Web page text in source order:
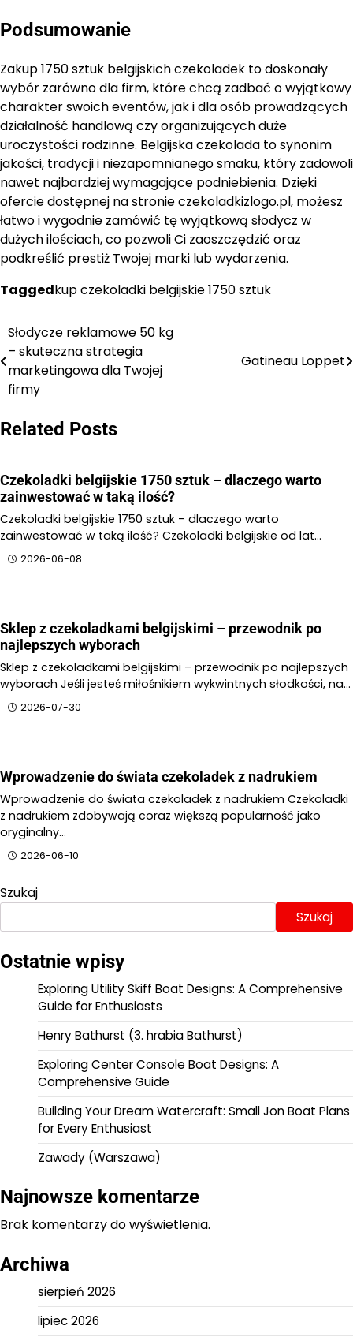
Podsumowanie
Zakup 1750 sztuk belgijskich czekoladek to doskonały
wybór zarówno dla firm, które chcą zadbać o wyjątkowy
charakter swoich eventów, jak i dla osób prowadzących
działalność handlową czy organizujących duże
uroczystości rodzinne. Belgijska czekolada to synonim
jakości, tradycji i niezapomnianego smaku, który zadowoli
nawet najbardziej wymagające podniebienia. Dzięki
ofercie dostępnej na stronieczekoladkizlogo.pl, możesz
łatwo i wygodnie zamówić tę wyjątkową słodycz w
dużych ilościach, co pozwoli Ci zaoszczędzić oraz
podkreślić prestiż Twojej marki lub wydarzenia.
Taggedkup czekoladki belgijskie 1750 sztuk
Nawigacja
wpisu
Słodycze reklamowe 50 kg
– skuteczna strategia
marketingowa dla Twojej
firmy
Gatineau Loppet
Related Posts
Czekoladki belgijskie 1750 sztuk – dlaczego warto
zainwestować w taką ilość?
Czekoladki belgijskie 1750 sztuk – dlaczego warto
zainwestować w taką ilość? Czekoladki belgijskie od lat…
2026-06-08
Sklep z czekoladkami belgijskimi – przewodnik po
najlepszych wyborach
Sklep z czekoladkami belgijskimi – przewodnik po najlepszych
wyborach Jeśli jesteś miłośnikiem wykwintnych słodkości, na…
2026-07-30
Wprowadzenie do świata czekoladek z nadrukiem
Wprowadzenie do świata czekoladek z nadrukiem Czekoladki
z nadrukiem zdobywają coraz większą popularność jako
oryginalny…
2026-06-10
Szukaj
Szukaj
Ostatnie wpisy
Exploring Utility Skiff Boat Designs: A Comprehensive
Guide for Enthusiasts
Henry Bathurst (3. hrabia Bathurst)
Exploring Center Console Boat Designs: A
Comprehensive Guide
Building Your Dream Watercraft: Small Jon Boat Plans
for Every Enthusiast
Zawady (Warszawa)
Najnowsze komentarze
Brak komentarzy do wyświetlenia.
Archiwa
sierpień 2026
lipiec 2026